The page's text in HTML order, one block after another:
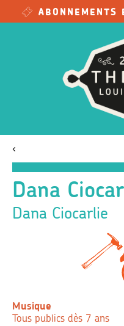
Skip to main content
<
Dana
Dana Ciocarlie
Musique
Tous publics dès 7 ans